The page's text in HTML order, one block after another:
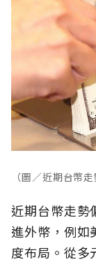
（圖／近期台幣
近期台幣走勢
進外幣，例如
度布局。從多